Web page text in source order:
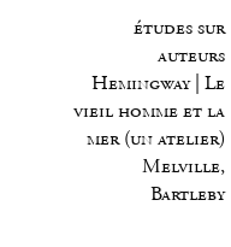
études sur
auteurs
Hemingway | Le
vieil homme et la
mer (un atelier)
Melville,
Bartleby